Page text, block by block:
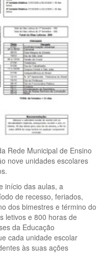
Rede Municipal de Ensino
nove unidades escolares
início das aulas, a
de recesso, feriados,
dos bimestres e término do
letivos e 800 horas de
da Educação
cada unidade escolar
às suas ações